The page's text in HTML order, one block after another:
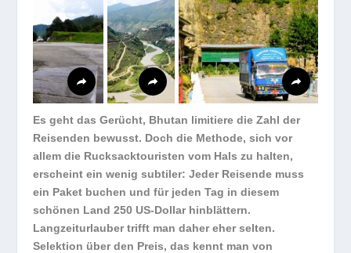
Es geht das Gerücht, Bhutan limitiere die Zahl der
Reisenden bewusst. Doch die Methode, sich vor
allem die Rucksacktouristen vom Hals zu halten,
erscheint ein wenig subtiler: Jeder Reisende muss
ein Paket buchen und für jeden Tag in diesem
schönen Land 250 US-Dollar hinblättern.
Langzeiturlauber trifft man daher eher selten.
Selektion über den Preis, das kennt man von